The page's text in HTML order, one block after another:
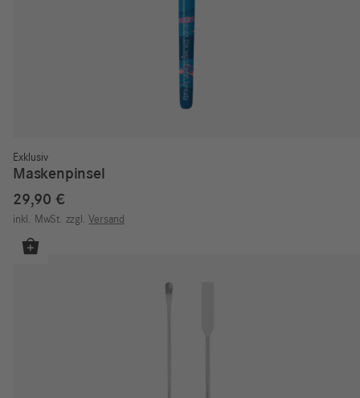
Exklusiv
Maskenpinsel
29,90 €
inkl. MwSt. zzgl. Versand